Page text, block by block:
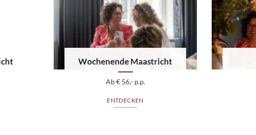
Wochenende Maastricht
Ab € 56,- p.p.
ENTDECKEN